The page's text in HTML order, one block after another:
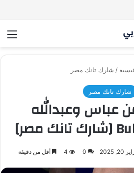
/ شارك تانك مصر
شارك تانك مصر
عباس وعبدالله
2025
0
4 أقل من دقيقة